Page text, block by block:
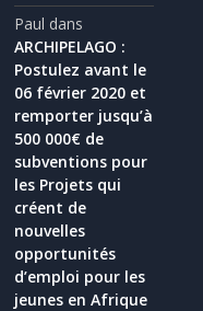
Paul dans
ARCHIPELAGO :
Postulez avant le
06 février 2020 et
remporter jusqu’à
500 000€ de
subventions pour
les Projets qui
créent de
nouvelles
opportunités
d’emploi pour les
jeunes en Afrique